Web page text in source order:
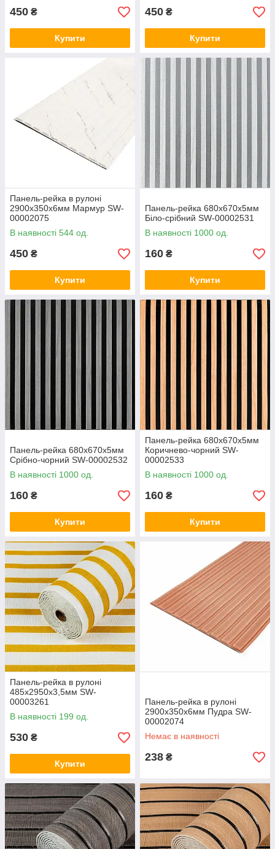
450 ₴
Купити
450 ₴
Купити
Панель-рейка в рулоні
2900х350х6мм Мармур SW-
00002075
В наявності 544 од.
450 ₴
Купити
Панель-рейка 680х670х5мм
Біло-срібний SW-00002531
В наявності 1000 од.
160 ₴
Купити
Панель-рейка 680х670х5мм
Срібно-чорний SW-00002532
В наявності 1000 од.
160 ₴
Купити
Панель-рейка 680х670х5мм
Коричнево-чорний SW-
00002533
В наявності 1000 од.
160 ₴
Купити
Панель-рейка в рулоні
485х2950х3,5мм SW-
00003261
В наявності 199 од.
530 ₴
Купити
Панель-рейка в рулоні
2900х350х6мм Пудра SW-
00002074
Немає в наявності
238 ₴